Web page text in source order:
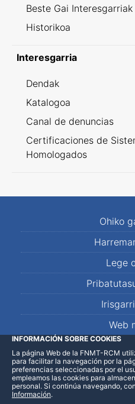
Beste Gai Interesgarriak
Historikoa
Interesgarria
Dendak
Katalogoa
Canal de denuncias
Certificaciones de
Homologados
Ohiko
Lege
Web
LinkedInFacebook
INFORMACIÓN SOBRE COOKIES
La página Web de la FNMT-RCM
para facilitar la navegación por la
preferencias seleccionadas por el
empleamos las cookies para
personal. Si continúa navegando,
Información.